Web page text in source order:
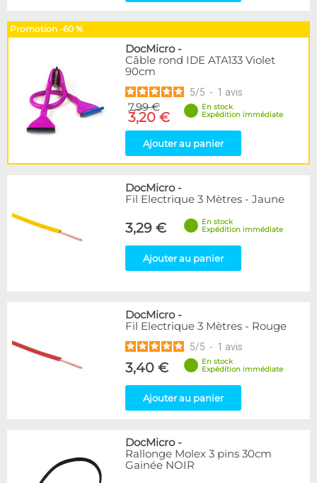
Promotion -60 %
DocMicro-
Câble rond IDE ATA133 Violet
90cm
5/5 - 1 avis
7,99 €
3,20 €
En stock
Expédition immédiate
Ajouter au panier
DocMicro-
Fil Electrique 3 Mètres - Jaune
3,29 €
En stock
Expédition immédiate
Ajouter au panier
DocMicro-
Fil Electrique 3 Mètres - Rouge
5/5 - 1 avis
3,40 €
En stock
Expédition immédiate
Ajouter au panier
DocMicro-
Rallonge Molex 3 pins 30cm
Gainée NOIR